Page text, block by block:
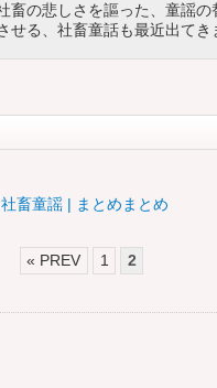
畜の悲しさを謳った、童謡
せる、社畜童話も最近出てき
畜童謡 | まとめまとめ
« PREV 1 2